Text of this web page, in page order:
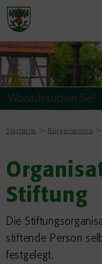
Startseite Bürgerservice
Stiftung
Die
stiftende Person
festgelegt.